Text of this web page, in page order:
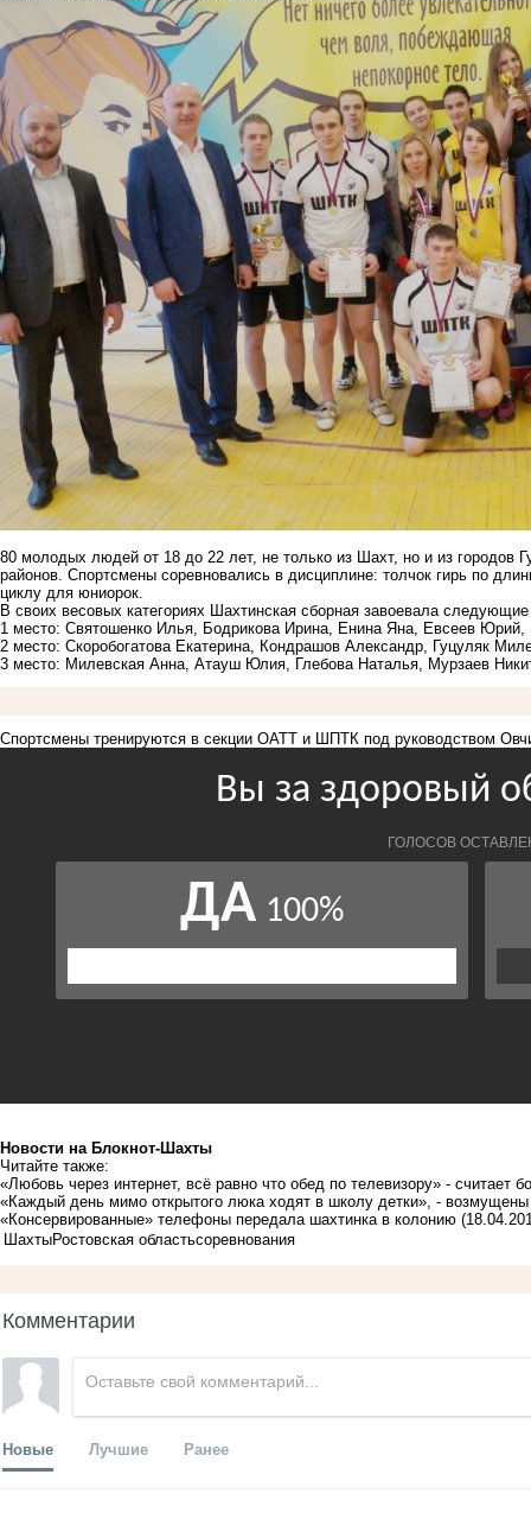
80 молодых людей от 18 до 22 лет, не только из Шахт, но и из городов
районов. Спортсмены соревновались в дисциплине: толчок гирь по
циклу для юниорок.
В своих весовых категориях Шахтинская сборная завоевала
1 место: Святошенко Илья, Бодрикова Ирина, Енина Яна, Евсеев Юрий,
2 место: Скоробогатова Екатерина, Кондрашов Александр, Гуцуляк
3 место: Милевская Анна, Атауш Юлия, Глебова Наталья, Мурзаев
Спортсмены тренируются в секции ОАТТ и ШПТК под руководством
Новости на Блoкнoт-Шахты
Читайте также:
«Любовь через интернет, всё равно что обед по телевизору» - считает
«Каждый день мимо открытого люка ходят в школу детки», -
«Консервированные» телефоны передала шахтинка в колонию
ШахтыРостовская областьсоревнования
Комментарии
Новые Лучшие Ранее